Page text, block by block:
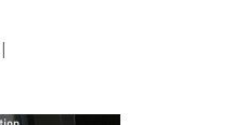
|